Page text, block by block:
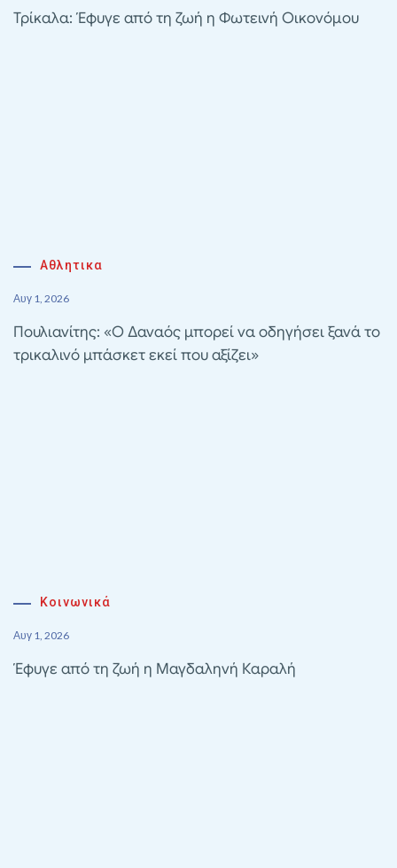
Τρίκαλα: Έφυγε από τη ζωή η Φωτεινή Οικονόμου
Αθλητικα
Αυγ 1, 2026
Πουλιανίτης: «Ο Δαναός μπορεί να οδηγήσει ξανά το
τρικαλινό μπάσκετ εκεί που αξίζει»
Κοινωνικά
Αυγ 1, 2026
Έφυγε από τη ζωή η Μαγδαληνή Καραλή